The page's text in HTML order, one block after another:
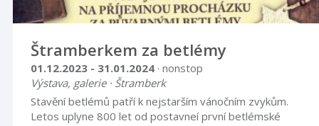
Štramberkem za betlémy
01.12.2023 - 31.01.2024 · nonstop
Výstava, galerie · Štramberk
Stavění betlémů patří k nejstarším vánočním zvykům.
Letos uplyne 800 let od postavneí první betlémské